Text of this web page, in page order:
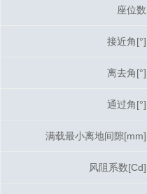
座位数
接近角[°]
离去角[°]
通过角[°]
满载最小离地间隙[mm]
风阻系数[Cd]
座位数
接近角[°]
离去角[°]
通过角[°]
满载最小离地间隙[mm]
风阻系数[Cd]